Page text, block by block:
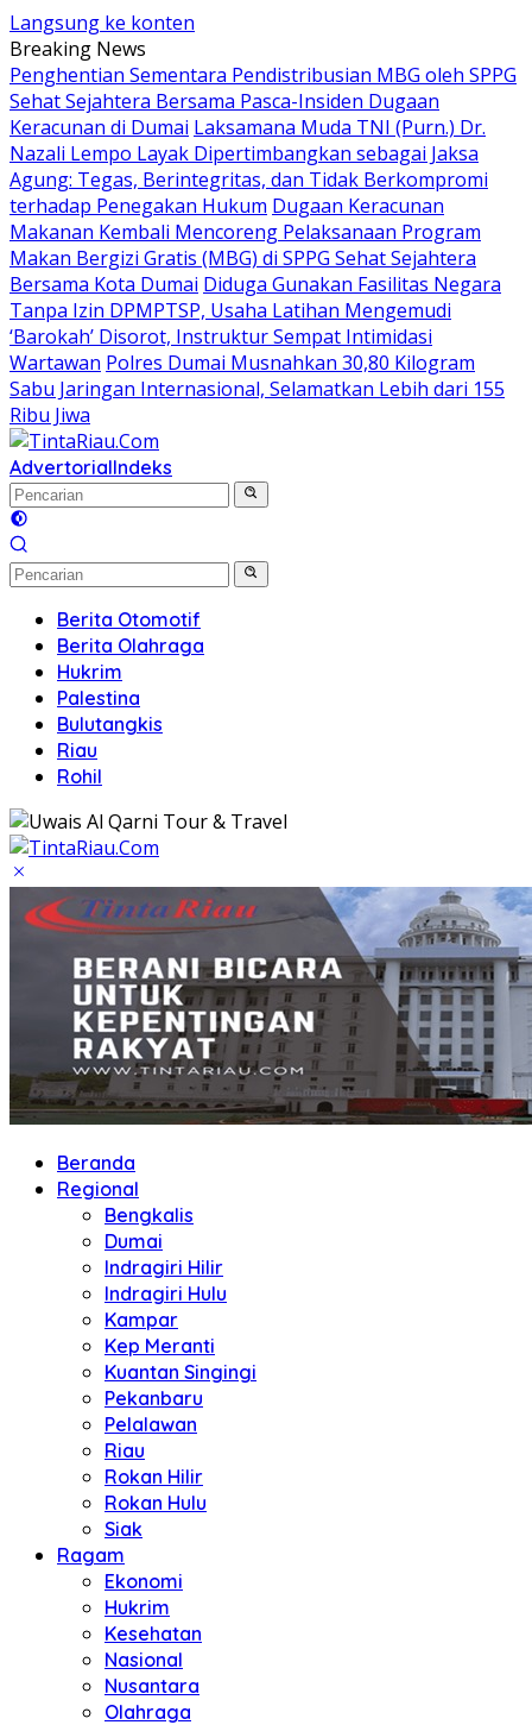
Langsung ke konten
Breaking News
Penghentian Sementara Pendistribusian MBG oleh SPPG
Sehat Sejahtera Bersama Pasca-Insiden Dugaan
Keracunan di Dumai Laksamana Muda TNI (Purn.) Dr.
Nazali Lempo Layak Dipertimbangkan sebagai Jaksa
Agung: Tegas, Berintegritas, dan Tidak Berkompromi
terhadap Penegakan Hukum Dugaan Keracunan
Makanan Kembali Mencoreng Pelaksanaan Program
Makan Bergizi Gratis (MBG) di SPPG Sehat Sejahtera
Bersama Kota Dumai Diduga Gunakan Fasilitas Negara
Tanpa Izin DPMPTSP, Usaha Latihan Mengemudi
‘Barokah’ Disorot, Instruktur Sempat Intimidasi
Wartawan Polres Dumai Musnahkan 30,80 Kilogram
Sabu Jaringan Internasional, Selamatkan Lebih dari 155
Ribu Jiwa
AdvertorialIndeks
Berita Otomotif
Berita Olahraga
Hukrim
Palestina
Bulutangkis
Riau
Rohil
Beranda
Regional
Bengkalis
Dumai
Indragiri Hilir
Indragiri Hulu
Kampar
Kep Meranti
Kuantan Singingi
Pekanbaru
Pelalawan
Riau
Rokan Hilir
Rokan Hulu
Siak
Ragam
Ekonomi
Hukrim
Kesehatan
Nasional
Nusantara
Olahraga